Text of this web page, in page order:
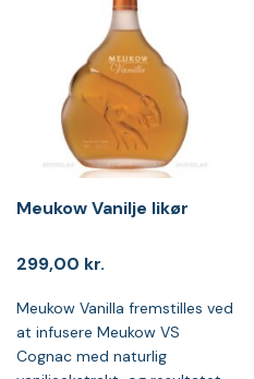
Meukow Vanilje likør
299,00 kr.
Meukow Vanilla fremstilles ved
at infusere Meukow VS
Cognac med naturlig